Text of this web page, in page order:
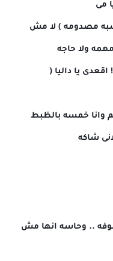
مى
مصدومه ) لا مش
ولا حاجه
يا داليا (
وانا خمسه بالظبط
شاكه
.. وحاسه انها مش